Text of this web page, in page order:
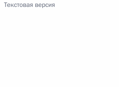
Текстовая версия